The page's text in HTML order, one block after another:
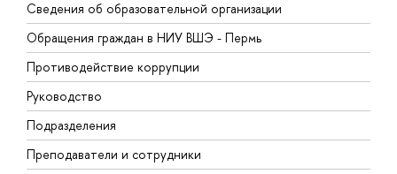
Сведения об образовательной организации
Обращения граждан в НИУ ВШЭ - Пермь
Противодействие коррупции
Руководство
Подразделения
Преподаватели и сотрудники